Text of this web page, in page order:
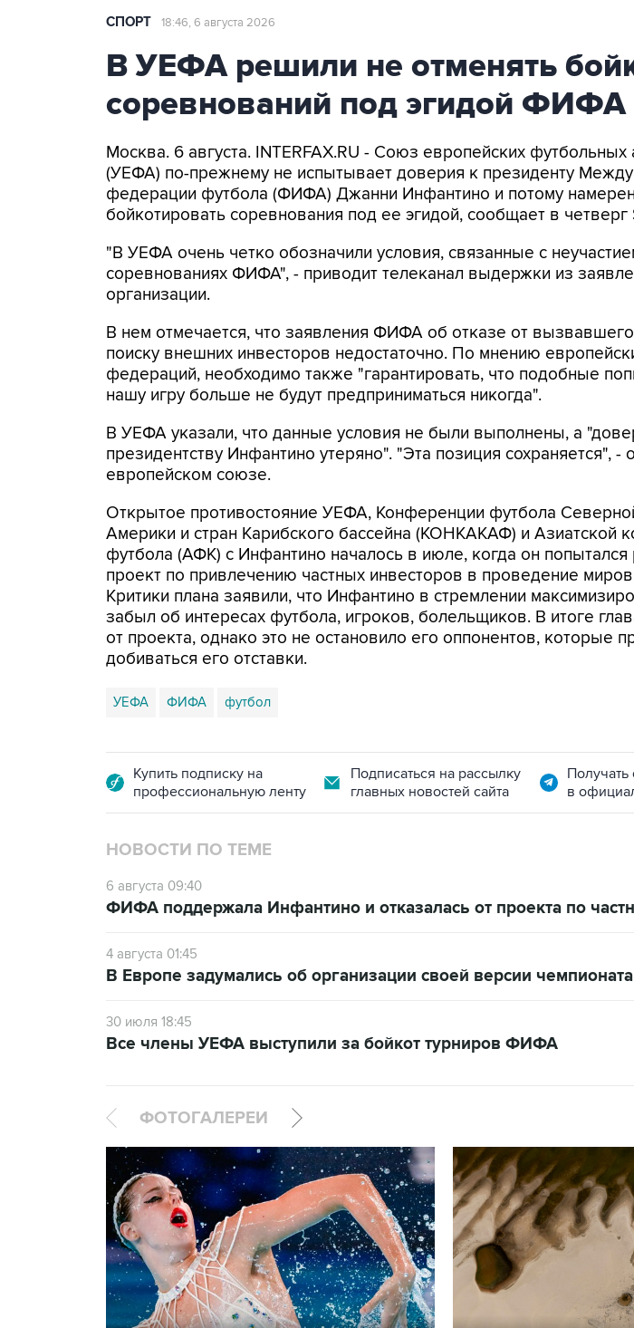
СПОРТ 18:46, 6 августа 2026
В УЕФА решили не отменять
соревнований под эгидой ФИФА
Москва. 6 августа. INTERFAX.RU - Союз европейских футбольных
(УЕФА) по-прежнему не испытывает доверия к президенту
федерации футбола (ФИФА) Джанни Инфантино и потому
бойкотировать соревнования под ее эгидой, сообщает в четверг
"В УЕФА очень четко обозначили условия, связанные с
соревнованиях ФИФА", - приводит телеканал выдержки из
организации.
В нем отмечается, что заявления ФИФА об отказе от
поиску внешних инвесторов недостаточно. По мнению
федераций, необходимо также "гарантировать, что подобные
нашу игру больше не будут предприниматься никогда".
В УЕФА указали, что данные условия не были выполнены, а
президентству Инфантино утеряно". "Эта позиция сохраняется", -
европейском союзе.
Открытое противостояние УЕФА, Конференции футбола
Америки и стран Карибского бассейна (КОНКАКАФ) и Азиатской
футбола (АФК) с Инфантино началось в июле, когда он попытался
проект по привлечению частных инвесторов в проведение
Критики плана заявили, что Инфантино в стремлении
забыл об интересах футбола, игроков, болельщиков. В итоге
от проекта, однако это не остановило его оппонентов, которые
добиваться его отставки.
УЕФА ФИФА футбол
Купить подписку на
профессиональную ленту
Подписаться на рассылку
главных новостей сайта
Получать
в
НОВОСТИ ПО ТЕМЕ
6 августа 09:40
ФИФА поддержала Инфантино и отказалась от проекта по
4 августа 01:45
В Европе задумались об организации своей версии
30 июля 18:45
Все члены УЕФА выступили за бойкот турниров ФИФА
ФОТОГАЛЕРЕИ